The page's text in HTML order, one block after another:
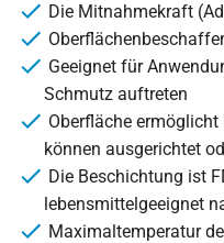
Die Mitnahmekraft
Geeignet für
Schmutz auftreten
Oberfläche
können ausgerichtet
Die Beschichtung ist
lebensmittelgeeignet
Maximaltemperatur